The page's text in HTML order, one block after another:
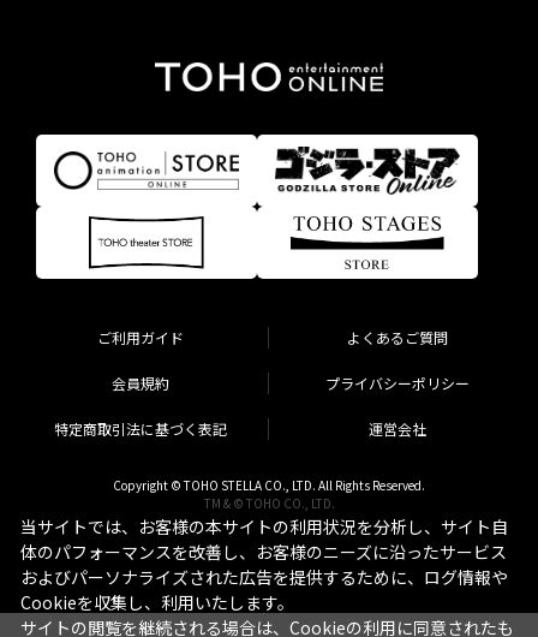
ご利用ガイド よくあるご質問
会員規約 プライバシーポリシー
特定商取引法に基づく表記 運営会社
Copyright © TOHO STELLA CO., LTD. All Rights Reserved.
TM & © TOHO CO., LTD.
当サイトでは、お客様の本サイトの利用状況を分析し、サイト自
体のパフォーマンスを改善し、お客様のニーズに沿ったサービス
およびパーソナライズされた広告を提供するために、ログ情報や
Cookieを収集し、利用いたします。
サイトの閲覧を継続される場合は、Cookieの利用に同意されたも